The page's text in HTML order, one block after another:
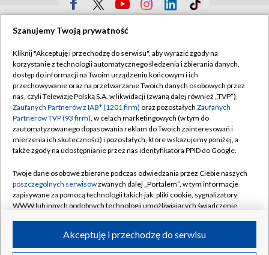
Sklep TVP
Biuro Reklamy
Oferta Handlowa
Telegazeta ogłoszenia
Emisja w TVP
Ogłoszenia przetargowe
Akademia Telewizyjna
Centrum informacji TVP
Polityka prywatności
Moje zgody
Biuro reklamy
Kontakt
©2026 Telewizja Polska Spółka Akcyjna w likwidacji
Szanujemy Twoją prywatność
Kliknij "Akceptuję i przechodzę do serwisu", aby wyrazić zgody na
korzystanie z technologii automatycznego śledzenia i zbierania danych,
dostęp do informacji na Twoim urządzeniu końcowym i ich
przechowywanie oraz na przetwarzanie Twoich danych osobowych przez
nas, czyli Telewizję Polską S.A. w likwidacji (zwaną dalej również „TVP”),
Zaufanych Partnerów z IAB* (1201 firm) oraz pozostałych Zaufanych
Partnerów TVP (93 firm), w celach marketingowych (w tym do
zautomatyzowanego dopasowania reklam do Twoich zainteresowań i
mierzenia ich skuteczności) i pozostałych, które wskazujemy poniżej, a
także zgody na udostępnianie przez nas identyfikatora PPID do Google.
Twoje dane osobowe zbierane podczas odwiedzania przez Ciebie naszych
poszczególnych serwisówzwanych dalej „Portalem”, w tym informacje
zapisywane za pomocą technologii takich jak: pliki cookie, sygnalizatory
WWW lub innych podobnych technologii umożliwiających świadczenie
ruchu w Internecie.Akceptuję i przechodzę do serwisu